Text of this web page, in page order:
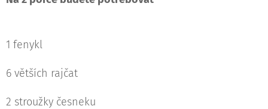
1 fenykl
6 větších rajčat
2 stroužky česneku